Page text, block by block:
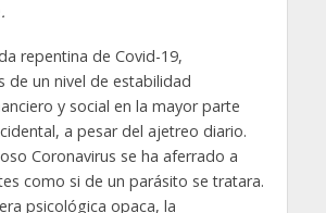
.
repentina de Covid-19,
de un nivel de estabilidad
y social en la mayor parte
a pesar del ajetreo diario.
Coronavirus se ha aferrado a
como si de un parásito se tratara.
psicológica opaca, la